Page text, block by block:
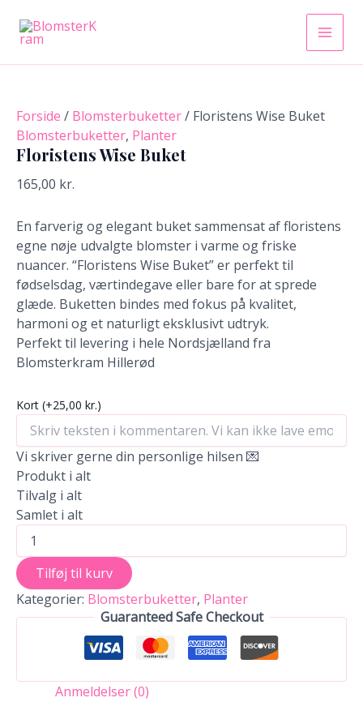
indholdet
Main
Forside / Blomsterbuketter/ Floristens Wise Buket
Blomsterbuketter, Planter
Floristens Wise Buket
165,00 kr.
En farverig og elegant buket sammensat af floristens
egne nøje udvalgte blomster i varme og friske
nuancer. “Floristens Wise Buket” er perfekt til
fødselsdag, værtindegave eller bare for at sprede
glæde. Buketten bindes med fokus på kvalitet,
harmoni og et naturligt eksklusivt udtryk.
Perfekt til levering i hele Nordsjælland fra
Blomsterkram Hillerød
Kort (+25,00 kr.)
Vi skriver gerne din personlige hilsen 💌
Produkt i alt
Tilvalg i alt
Samlet i alt
Wise
Buket
Tilføj til kurv
Kategorier: Blomsterbuketter, Planter
Guaranteed Safe Checkout
Anmeldelser (0)